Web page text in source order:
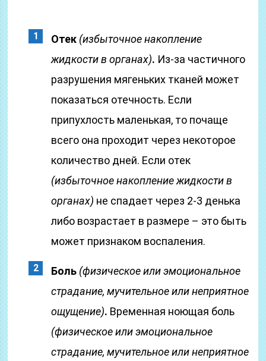
Отек (избыточное накопление
жидкости в органах). Из-за частичного
разрушения мягеньких тканей может
показаться отечность. Если
припухлость маленькая, то почаще
всего она проходит через некоторое
количество дней. Если отек
(избыточное накопление жидкости в
органах) не спадает через 2-3 денька
либо возрастает в размере – это быть
может признаком воспаления.
Боль (физическое или эмоциональное
страдание, мучительное или неприятное
ощущение). Временная ноющая боль
(физическое или эмоциональное
страдание, мучительное или неприятное